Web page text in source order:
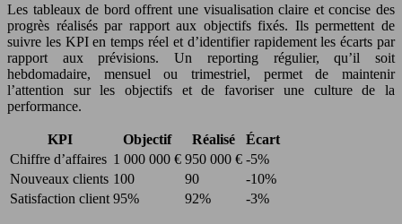
Les tableaux de bord offrent une visualisation claire et concise des
progrès réalisés par rapport aux objectifs fixés. Ils permettent de
suivre les KPI en temps réel et d’identifier rapidement les écarts par
rapport aux prévisions. Un reporting régulier, qu’il soit
hebdomadaire, mensuel ou trimestriel, permet de maintenir
l’attention sur les objectifs et de favoriser une culture de la
performance.
KPI Objectif Réalisé
Écart
Chiffre d’affaires 1 000 000 € 950 000 € -5%
Nouveaux clients 100 90
-10%
Satisfaction client 95% 92% -3%